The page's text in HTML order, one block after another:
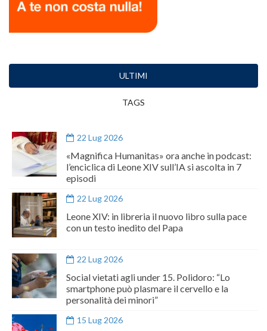
ULTIMI
TAGS
22 Lug 2026
«Magnifica Humanitas» ora anche in podcast:
l’enciclica di Leone XIV sull’IA si ascolta in 7
episodi
22 Lug 2026
Leone XIV: in libreria il nuovo libro sulla pace
con un testo inedito del Papa
22 Lug 2026
Social vietati agli under 15. Polidoro: “Lo
smartphone può plasmare il cervello e la
personalità dei minori”
15 Lug 2026